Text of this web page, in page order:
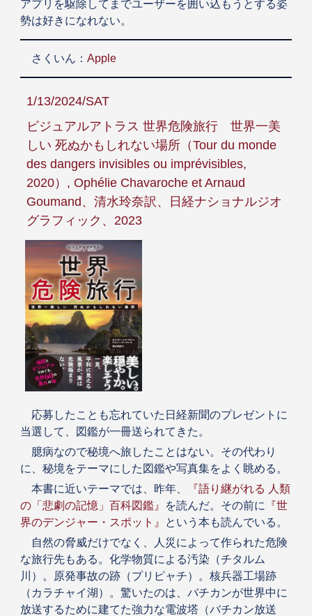
アプリを駆除してまでユーザーを囲い込もうとする姿
勢は好きになれない。
さくいん： Apple
1/13/2024/SAT
ビジュアルアトラス 世界危険旅行 世界一美
しい 死ぬかもしれない場所（Tour du monde
des dangers invisibles ou imprévisibles,
2020）, Ophélie Chavaroche et Arnaud
Goumand、清水玲奈訳、日経ナショナルジオ
グラフィック、2023
応募したことも忘れていた日経新聞のプレゼントに
当選して、図鑑が一冊送られてきた。
臆病なので秘境へ旅したことはない。その代わり
に、秘境をテーマにした図鑑や写真集をよく眺める。
本書に近いテーマでは、昨年、
『語り継がれる 人類
の「悲劇の記憶」百科図鑑』
を読んだ。その前に
『世
界のデンジャー・スポット』
という本も読んでいる。
自然の脅威だけでなく、人災によって作られた危険
な旅行先もある。化学物質による汚染（チタルム
川）。原発事故の跡（プリピャチ）。核兵器工場跡
（カラチャイ湖）。驚いたのは、バチカンが世界中に
放送するために建てた強力な電波塔（バチカン放送